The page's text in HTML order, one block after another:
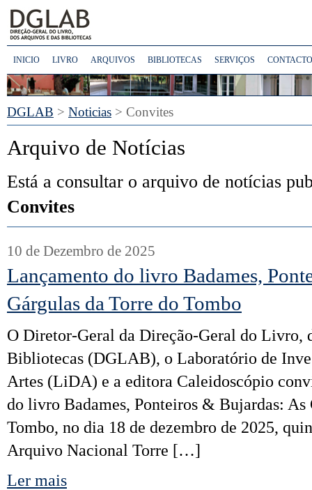
INICIO LIVRO ARQUIVOS BIBLIOTECAS SERVIÇOS
DGLAB > Noticias > Convites
Arquivo de Notícias
Está a consultar o arquivo de notícias
Convites
10 de Dezembro de 2025
Lançamento do livro Badames,
Gárgulas da Torre do Tombo
O Diretor-Geral da Direção-Geral do Livro,
Bibliotecas (DGLAB), o Laboratório de
Artes (LiDA) e a editora Caleidoscópio
do livro Badames, Ponteiros & Bujardas: As
Tombo, no dia 18 de dezembro de 2025,
Arquivo Nacional Torre […]
Ler mais